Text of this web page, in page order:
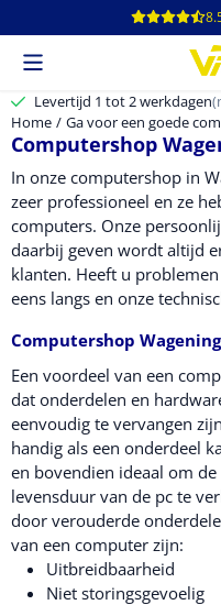
Cookievoorkeuren zijn
Levertijd 1 tot 2 werkdagen
Home / Ga voor een goede
Computershop
In onze computershop in
zeer professioneel en ze
computers. Onze
daarbij geven wordt altijd
klanten. Heeft u
eens langs en onze
Computershop
Een voordeel van een
dat onderdelen en
eenvoudig te vervangen
handig als een onderdeel
en bovendien ideaal om de
levensduur van de pc te
door verouderde
van een computer zijn:
Uitbreidbaarheid
Niet storingsgevoelig